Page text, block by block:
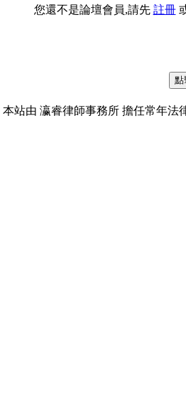
您還不是論壇會員,請先 註冊
本站由 瀛睿律師事務所 擔任常年法